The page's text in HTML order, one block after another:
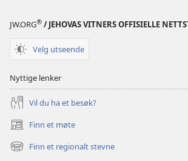
JW.ORG® / JEHOVAS VITNERS OFFISIELLE
Velg utseende
Nyttige lenker
Vil du ha et besøk?
Finn et møte
(åpner
nytt
vindu)
Finn et regionalt stevne
(åpner